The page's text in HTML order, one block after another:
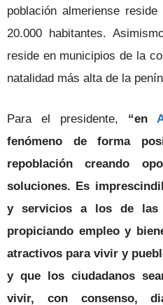
población almeriense
20.000 habitantes.
reside en municipios de la
natalidad más alta de la
Para el presidente, “en
fenómeno de forma
repoblación creando
soluciones. Es
y servicios a los de las
propiciando empleo y
atractivos para vivir y
y que los ciudadanos
vivir, con consenso,